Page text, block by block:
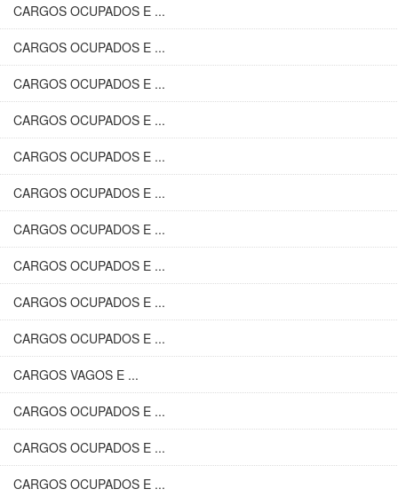
CARGOS OCUPADOS E ...
CARGOS OCUPADOS E ...
CARGOS OCUPADOS E ...
CARGOS OCUPADOS E ...
CARGOS OCUPADOS E ...
CARGOS OCUPADOS E ...
CARGOS OCUPADOS E ...
CARGOS OCUPADOS E ...
CARGOS OCUPADOS E ...
CARGOS OCUPADOS E ...
CARGOS VAGOS E ...
CARGOS OCUPADOS E ...
CARGOS OCUPADOS E ...
CARGOS OCUPADOS E ...